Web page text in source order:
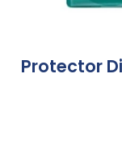
Protector